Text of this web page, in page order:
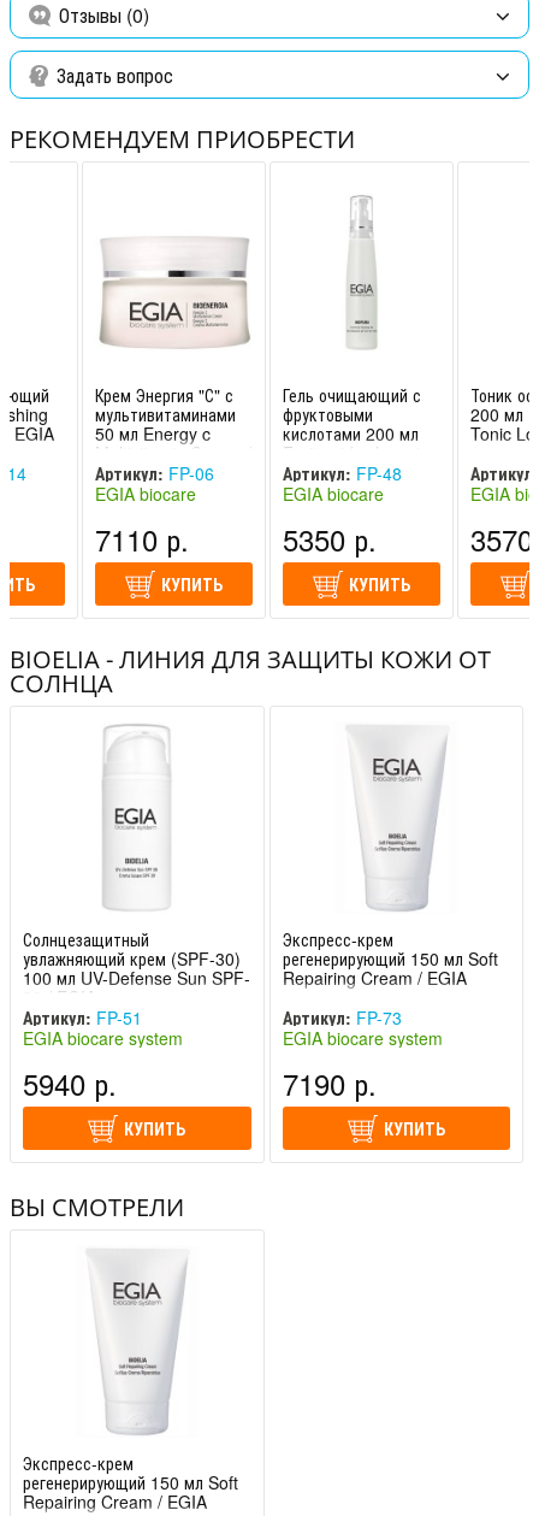
Восстанавливает кожу после агрессивных проце дур
(пилинги, эпиляция и др.)
Способ применения:
исчезновения симптомов.
Пантенол, аллантоин, масло сладкого миндаля, масло ши,
гиалуроновая кислота, экстракт алоэ, ментол, глицирризиновая
кислота, экстракт мальвы, экстракт ромашки.
Отзывы (0)
Задать вопрос
РЕКОМЕНДУЕМ ПРИОБРЕСТИ
EGIA
14
Крем Энергия "С" с
мультивитаминами
50 мл Energy c
Multivitamin Cream /
EGIA
Артикул: FP-06
EGIA biocare
7110 р.
КУПИТЬ
Гель очищающий с
фруктовыми
кислотами 200 мл
Fruit acids cleansing
gel / EGIA
Артикул: FP-48
EGIA biocare
5350 р.
КУПИТЬ
Тоник
200 мл
Tonic
Артикул:
EGIA
BIOELIA - ЛИНИЯ ДЛЯ ЗАЩИТЫ КОЖИ ОТ
СОЛНЦА
Солнцезащитный
увлажняющий крем (SPF-30)
100 мл UV-Defense Sun SPF-
30 / EGIA
Артикул: FP-51
EGIA biocare system
5940 р.
КУПИТЬ
Экспресс-крем
регенерирующий 150 мл Soft
Repairing Cream / EGIA
Артикул: FP-73
EGIA biocare system
7190 р.
КУПИТЬ
ВЫ СМОТРЕЛИ
Экспресс-крем
регенерирующий 150 мл Soft
Repairing Cream / EGIA